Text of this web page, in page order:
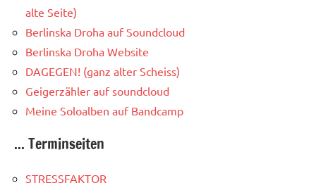
alte Seite)
Berlinska Droha auf Soundcloud
Berlinska Droha Website
DAGEGEN! (ganz alter Scheiss)
Geigerzähler auf soundcloud
Meine Soloalben auf Bandcamp
... Terminseiten
STRESSFAKTOR